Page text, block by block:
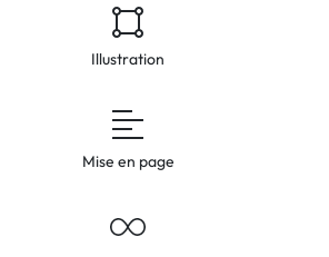
Illustration
Mise en page